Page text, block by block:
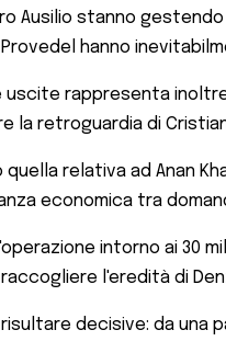
Ausilio stanno
hanno
rappresenta
la retroguardia di
relativa ad Anan
economica tra
intorno ai 30
l'eredità di
decisive: da una